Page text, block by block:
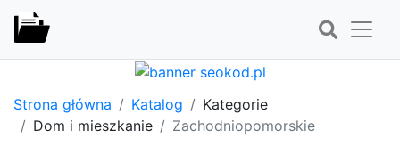
Strona główna Katalog
Kategorie
Dom i mieszkanie
Zachodniopomorskie